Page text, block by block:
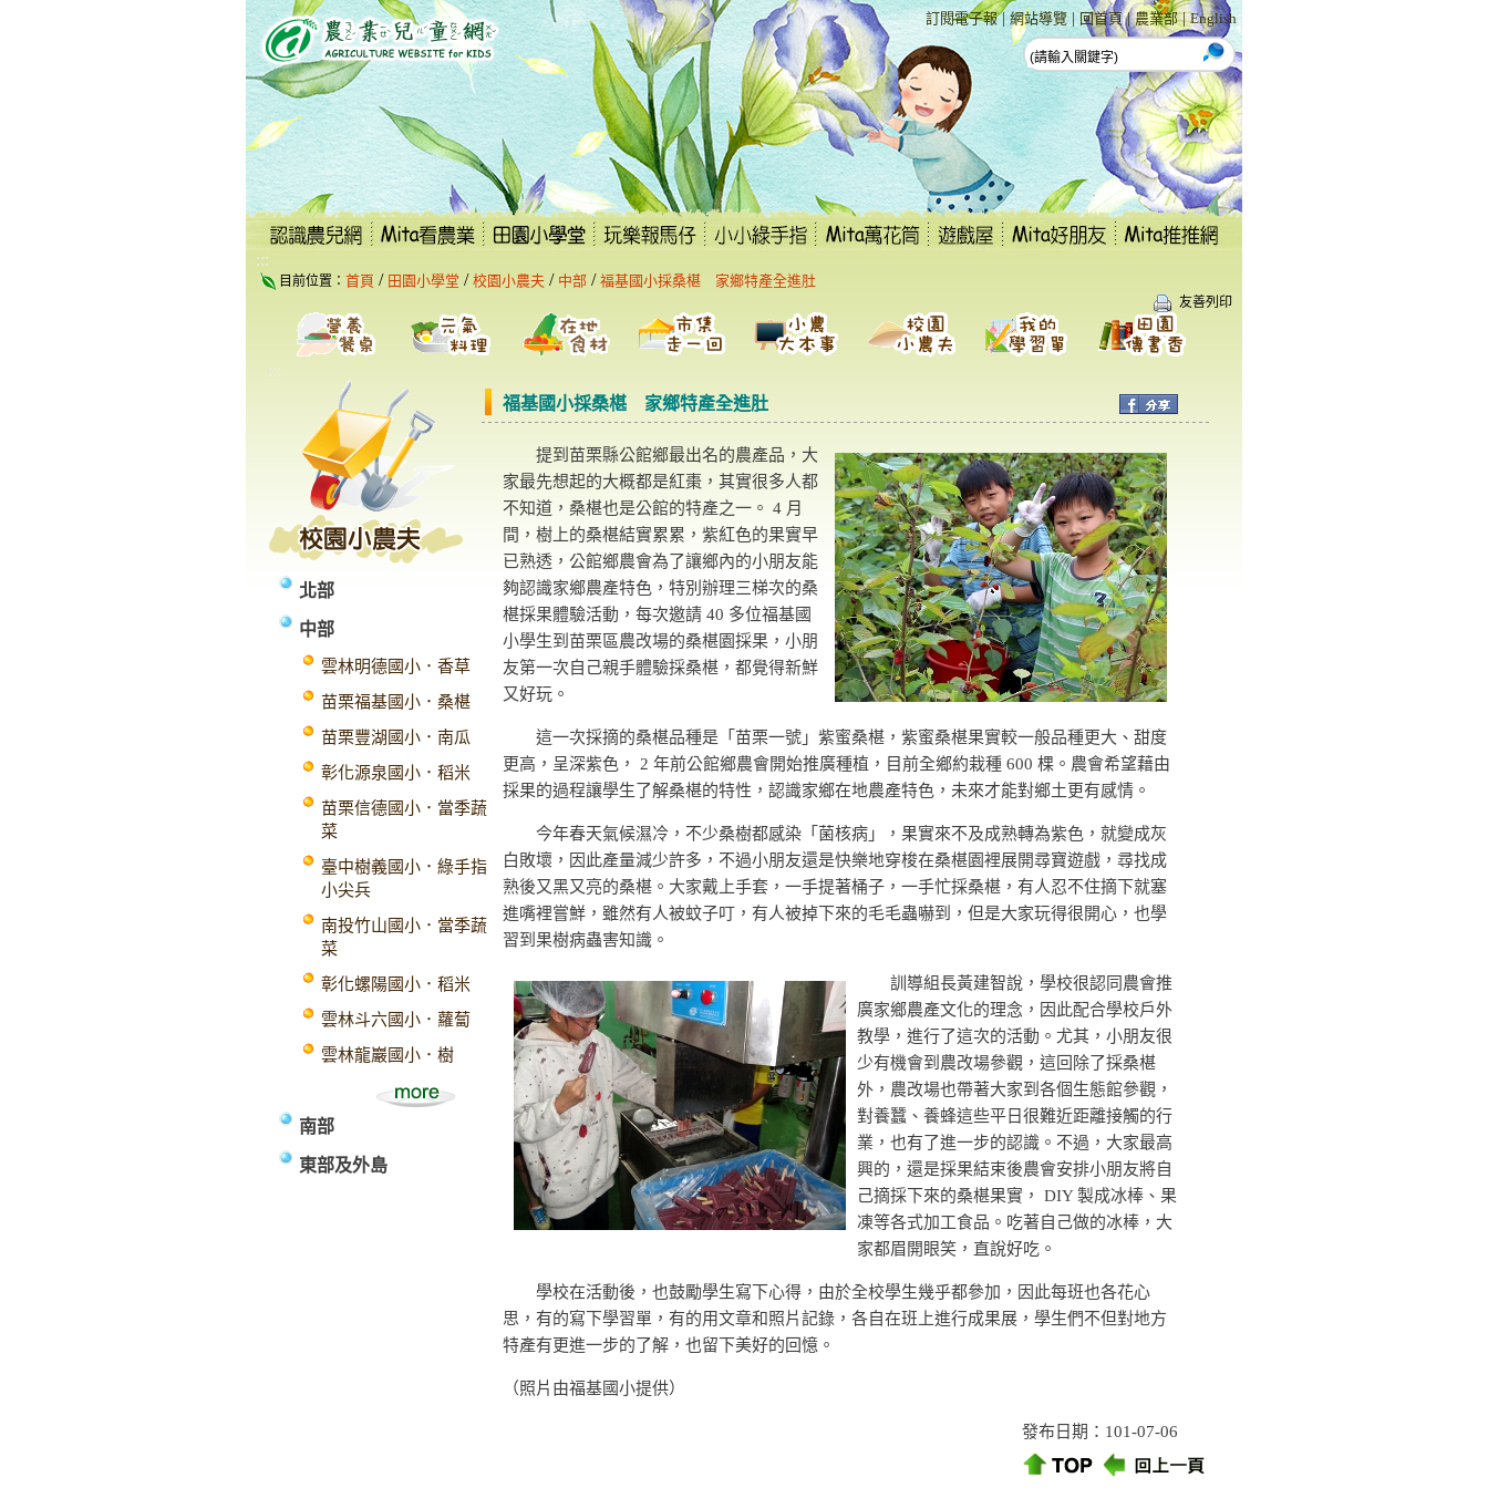
跳
到
主
要
內
容
區
塊
::: 訂閱電子報 |網站導覽 |回首頁 |農業部 |English
:::
目前位置： 首頁 / 田園小學堂 / 校園小農夫 / 中部 / 福基國小採桑椹 家鄉特產全進肚
友善列印
:::
北部
中部
雲林明德國小．香草
苗栗福基國小．桑椹
苗栗豐湖國小．南瓜
彰化源泉國小．稻米
苗栗信德國小．當季蔬
菜
臺中樹義國小．綠手指
小尖兵
南投竹山國小．當季蔬
菜
彰化螺陽國小．稻米
雲林斗六國小．蘿蔔
雲林龍巖國小．樹
南部
東部及外島
福基國小採桑椹 家鄉特產全進肚
提到苗栗縣公館鄉最出名的農產品，大
家最先想起的大概都是紅棗，其實很多人都
不知道，桑椹也是公館的特產之一。 4 月
間，樹上的桑椹結實累累，紫紅色的果實早
已熟透，公館鄉農會為了讓鄉內的小朋友能
夠認識家鄉農產特色，特別辦理三梯次的桑
椹採果體驗活動，每次邀請 40 多位福基國
小學生到苗栗區農改場的桑椹園採果，小朋
友第一次自己親手體驗採桑椹，都覺得新鮮
又好玩。
這一次採摘的桑椹品種是「苗栗一號」紫蜜桑椹，紫蜜桑椹果實較一般品種更大、甜度
更高，呈深紫色， 2 年前公館鄉農會開始推廣種植，目前全鄉約栽種 600 棵。農會希望藉由
採果的過程讓學生了解桑椹的特性，認識家鄉在地農產特色，未來才能對鄉土更有感情。
今年春天氣候濕冷，不少桑樹都感染「菌核病」，果實來不及成熟轉為紫色，就變成灰
白敗壞，因此產量減少許多，不過小朋友還是快樂地穿梭在桑椹園裡展開尋寶遊戲，尋找成
熟後又黑又亮的桑椹。大家戴上手套，一手提著桶子，一手忙採桑椹，有人忍不住摘下就塞
進嘴裡嘗鮮，雖然有人被蚊子叮，有人被掉下來的毛毛蟲嚇到，但是大家玩得很開心，也學
習到果樹病蟲害知識。
訓導組長黃建智說，學校很認同農會推
廣家鄉農產文化的理念，因此配合學校戶外
教學，進行了這次的活動。尤其，小朋友很
少有機會到農改場參觀，這回除了採桑椹
外，農改場也帶著大家到各個生態館參觀，
對養蠶、養蜂這些平日很難近距離接觸的行
業，也有了進一步的認識。不過，大家最高
興的，還是採果結束後農會安排小朋友將自
己摘採下來的桑椹果實， DIY 製成冰棒、果
凍等各式加工食品。吃著自己做的冰棒，大
家都眉開眼笑，直說好吃。
學校在活動後，也鼓勵學生寫下心得，由於全校學生幾乎都參加，因此每班也各花心
思，有的寫下學習單，有的用文章和照片記錄，各自在班上進行成果展，學生們不但對地方
特產有更進一步的了解，也留下美好的回憶。
（照片由福基國小提供）
發布日期：101-07-06